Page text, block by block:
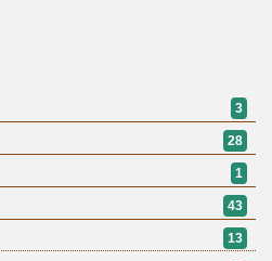
3
28
1
43
13